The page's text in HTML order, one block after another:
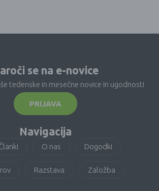
se na e-novice
tedenske in mesečne novice in ugodnosti
PRIJAVA
Navigacija
O nas Dogodki
Razstava Založba